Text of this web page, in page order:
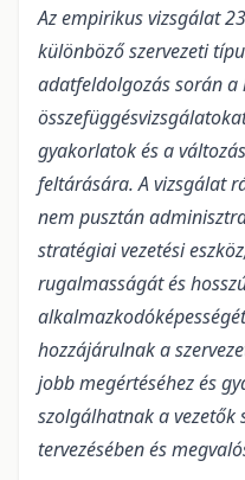
Az empirikus vizsgálat
különböző szervezeti
adatfeldolgozás során
gyakorlatok és a
feltárására. A vizsgálat
nem pusztán
stratégiai vezetési
rugalmasságát és
hozzájárulnak a
jobb megértéséhez és
szolgálhatnak a
tervezésében és